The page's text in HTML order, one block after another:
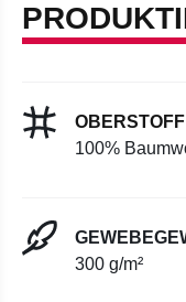
100%
300 g/m²